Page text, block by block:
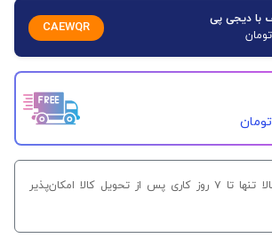
CAEWQR
امکان بازگشت کالا تنها تا ۷ روز کاری پس از تحویل کالا امکان‌پذیر